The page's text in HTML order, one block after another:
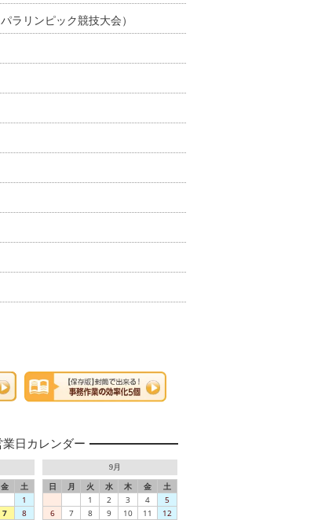
ラリンピック競技大会）
業日カレンダー
金
土
1
7 8
9月
日 月 火 水 木 金
土
1
2 3 4
5
6
7 8 9 10 11 12